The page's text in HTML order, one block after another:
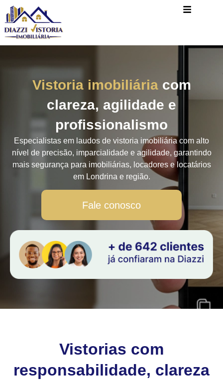
Vistoria imobiliáriacom
clareza, agilidade e
profissionalismo
Especialistas em laudos de vistoria imobiliária com alto
nível de precisão, imparcialidade e agilidade, garantindo
mais segurança para imobiliárias, locadores e locatários
em Londrina e região.
Fale conosco
Vistorias com
responsabilidade, clareza